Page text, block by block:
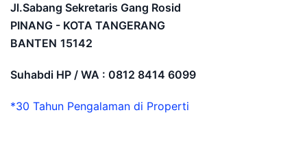
Jl.Sabang Sekretaris Gang Rosid
PINANG - KOTA TANGERANG
BANTEN 15142
Suhabdi HP / WA : 0812 8414 6099
*30 Tahun Pengalaman di Properti